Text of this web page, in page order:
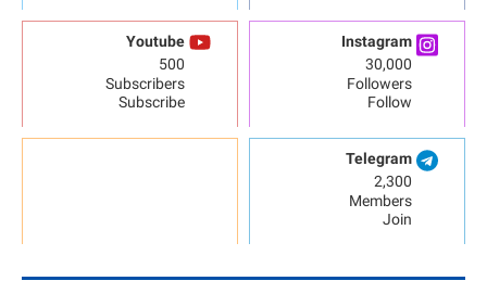
Instagram
30,000
Followers
Follow
Youtube
500
Subscribers
Subscribe
Telegram
2,300
Members
Join